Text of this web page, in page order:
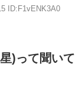
ID:F1vENK3A0
)って聞いて